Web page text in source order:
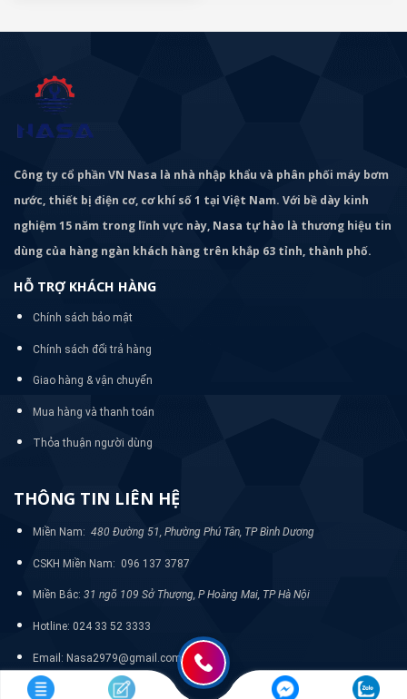
Công ty cổ phần VN Nasa là nhà nhập khẩu và phân phối máy bơm
nước, thiết bị điện cơ, cơ khí số 1 tại Việt Nam. Với bề dày kinh
nghiệm 15 năm trong lĩnh vực này, Nasa tự hào là thương hiệu tin
dùng của hàng ngàn khách hàng trên khắp 63 tỉnh, thành phố.
HỖ TRỢ KHÁCH HÀNG
Chính sách bảo mật
Chính sách đổi trả hàng
Giao hàng & vận chuyển
Mua hàng và thanh toán
Thỏa thuận người dùng
THÔNG TIN LIÊN HỆ
Miền Nam: 480 Đường 51, Phường Phú Tân, TP Bình Dương
CSKH Miền Nam: 096 137 3787
Miền Bắc: 31 ngõ 109 Sở Thượng, P Hoàng Mai, TP Hà Nội
Hotline: 024 33 52 3333
Email: Nasa2979@gmail.com